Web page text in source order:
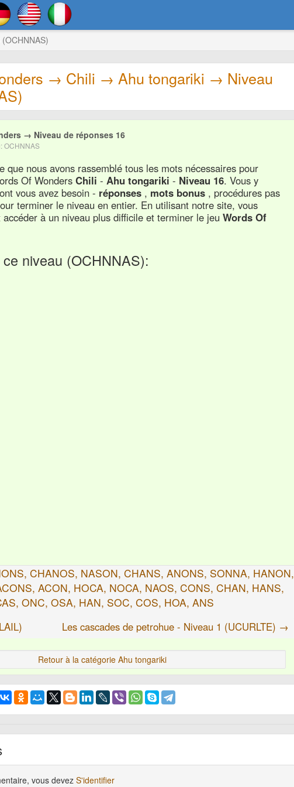
→ Chili → Ahu tongariki → Niveau
→ Niveau de réponses 16
OCHNNAS
que nous avons rassemblé tous les mots nécessaires pour
Of WondersChili -Ahu tongariki - Niveau 16. Vous y
vous avez besoin - réponses , mots bonus , procédures pas
terminer le niveau en entier. En utilisant notre site, vous
accéder à un niveau plus difficile et terminer le jeuWords Of
niveau (OCHNNAS):
CHANOS, NASON, CHANS, ANONS, SONNA, HANON,
ACON, HOCA, NOCA, NAOS, CONS, CHAN, HANS,
ONC, OSA, HAN, SOC, COS, HOA, ANS
Les cascades de petrohue - Niveau 1 (UCURLTE) →
Retour à la catégorie Ahu tongariki
vous devezS'identifier